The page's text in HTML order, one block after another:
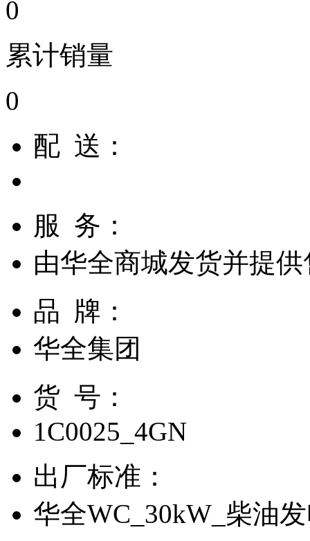
0
累计销量
0
配 送：
服 务：
由华全商城发货并提
品 牌：
华全集团
货 号：
1C0025_4GN
出厂标准：
华全WC_30kW_柴油